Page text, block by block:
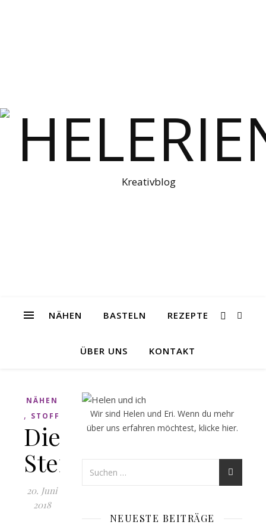
Kreativblog
NÄHEN BASTELN REZEPTE
ÜBER UNS KONTAKT
NÄHEN
, STOFF
Die
Sternenjacke
20. Juni
2018
Wir sind Helen und Eri. Wenn du mehr
über uns erfahren möchtest, klicke hier.
NEUESTE BEITRÄGE